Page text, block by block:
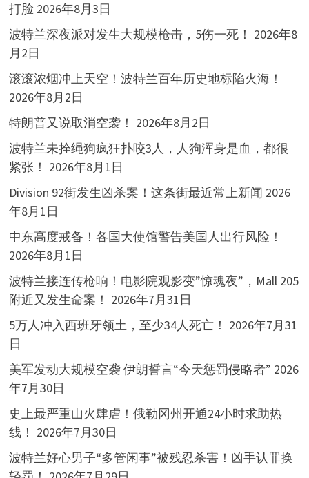
打脸 2026年8月3日
波特兰深夜派对发生大规模枪击，5伤一死！ 2026年8
月2日
滚滚浓烟冲上天空！波特兰百年历史地标陷火海！
2026年8月2日
特朗普又说取消空袭！ 2026年8月2日
波特兰未拴绳狗疯狂扑咬3人，人狗浑身是血，都很
紧张！ 2026年8月1日
Division 92街发生凶杀案！这条街最近常上新闻 2026
年8月1日
中东高度戒备！各国大使馆警告美国人出行风险！
2026年8月1日
波特兰接连传枪响！电影院观影变”惊魂夜”，Mall 205
附近又发生命案！ 2026年7月31日
5万人冲入西班牙领土，至少34人死亡！ 2026年7月31
日
美军发动大规模空袭 伊朗誓言“今天惩罚侵略者” 2026
年7月30日
史上最严重山火肆虐！俄勒冈州开通24小时求助热
线！ 2026年7月30日
波特兰好心男子“多管闲事”被残忍杀害！凶手认罪换